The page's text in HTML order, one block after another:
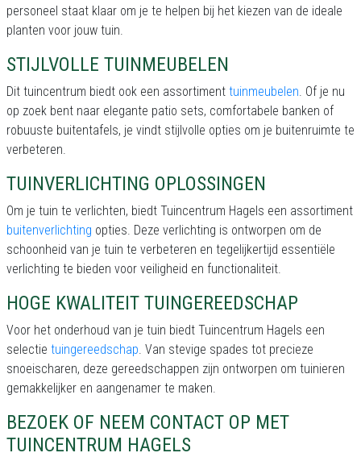
personeel staat klaar om je te helpen bij het kiezen van de ideale
planten voor jouw tuin.
STIJLVOLLE TUINMEUBELEN
Dit tuincentrum biedt ook een assortiment tuinmeubelen. Of je nu
op zoek bent naar elegante patio sets, comfortabele banken of
robuuste buitentafels, je vindt stijlvolle opties om je buitenruimte te
verbeteren.
TUINVERLICHTING OPLOSSINGEN
Om je tuin te verlichten, biedt Tuincentrum Hagels een assortiment
buitenverlichting opties. Deze verlichting is ontworpen om de
schoonheid van je tuin te verbeteren en tegelijkertijd essentiële
verlichting te bieden voor veiligheid en functionaliteit.
HOGE KWALITEIT TUINGEREEDSCHAP
Voor het onderhoud van je tuin biedt Tuincentrum Hagels een
selectie tuingereedschap. Van stevige spades tot precieze
snoeischaren, deze gereedschappen zijn ontworpen om tuinieren
gemakkelijker en aangenamer te maken.
BEZOEK OF NEEM CONTACT OP MET
TUINCENTRUM HAGELS